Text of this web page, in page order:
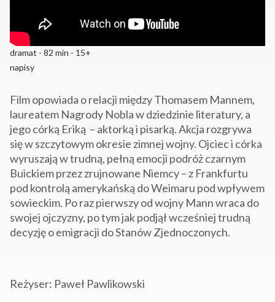
dramat - 82 min - 15+
napisy
Film opowiada o relacji między Thomasem Mannem,
laureatem Nagrody Nobla w dziedzinie literatury, a
jego córką Eriką – aktorką i pisarką. Akcja rozgrywa
się w szczytowym okresie zimnej wojny. Ojciec i córka
wyruszają w trudną, pełną emocji podróż czarnym
Buickiem przez zrujnowane Niemcy – z Frankfurtu
pod kontrolą amerykańską do Weimaru pod wpływem
sowieckim. Po raz pierwszy od wojny Mann wraca do
swojej ojczyzny, po tym jak podjął wcześniej trudną
decyzję o emigracji do Stanów Zjednoczonych.
Reżyser: Paweł Pawlikowski